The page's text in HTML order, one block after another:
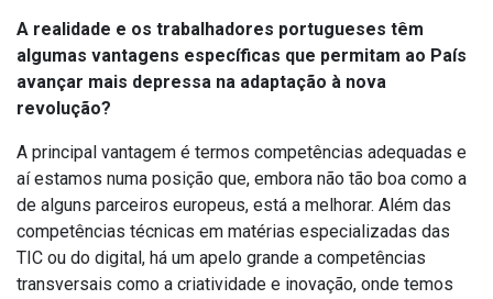
A realidade e os trabalhadores portugueses têm
algumas vantagens específicas que permitam ao País
avançar mais depressa na adaptação à nova
revolução?
A principal vantagem é termos competências adequadas e
aí estamos numa posição que, embora não tão boa como a
de alguns parceiros europeus, está a melhorar. Além das
competências técnicas em matérias especializadas das
TIC ou do digital, há um apelo grande a competências
transversais como a criatividade e inovação, onde temos